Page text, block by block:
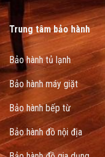
Trung tâm bảo hành
Bảo hành tủ lạnh
Bảo hành máy giặt
Bảo hành bếp từ
Bảo hành đồ nội địa